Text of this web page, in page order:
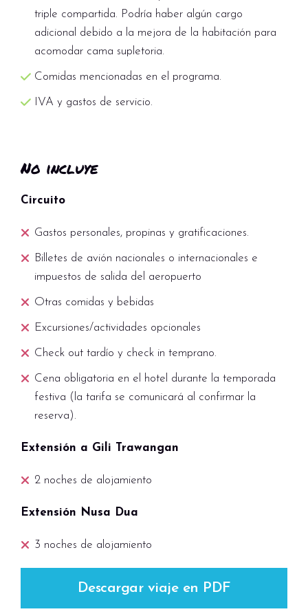
diversión? Únete al programa SIC Gili Hai
Cruise para una experiencia inolvidable en el
mar, donde podrás hacer snorkel, nadar entre
coloridos corales y disfrutar de un día de
elección es tuya!
Belleza Natural: Playas de arena blanca,
aguas turquesas y paisajes de ensueño te
Aventura y Relax: Disfruta de actividades
emocionantes o simplemente relájate bajo el
sol, lo que tú decidas.
isleña y descubre la calidez de la gente de Gili
Trawangan.
¡Descubre el paraíso en un crucero
único de 3 islas con barbacoa!
CRUCERO DE 3 ISLAS, CON
inolvidable explorando las Islas Gili, hogar de
Comenzando en Gili Trawangan, nuestro
crucero zarpará a las 9:30 am. Descubre la
submarinas y tortugas marinas, seguido de un
almuerzo de barbacoa a bordo. ¡Una
experiencia única que no querrás perderte!
triple compartida. Podría haber algún cargo
adicional debido a la mejora de la habitación para
acomodar cama supletoria.
Comidas mencionadas en el programa.
IVA y gastos de servicio.
No incluye
Circuito
Gastos personales, propinas y gratificaciones.
Billetes de avión nacionales o internacionales e
impuestos de salida del aeropuerto
Otras comidas y bebidas
Excursiones/actividades opcionales
Check out tardío y check in temprano.
Cena obligatoria en el hotel durante la temporada
festiva (la tarifa se comunicará al confirmar la
reserva).
Extensión a Gili Trawangan
2 noches de alojamiento
Extensión Nusa Dua
3 noches de alojamiento
Descargar viaje en PDF